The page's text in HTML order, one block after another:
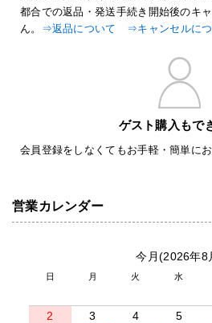
都合での返品・発送手続き開始後のキ
ん。 ⇒返品について ⇒キャンセルに
ゲスト購入もで
会員登録をしなくてもお手軽・簡単に
営業カレンダー
今月(2026年8
日 月 火 水
2
3 4 5